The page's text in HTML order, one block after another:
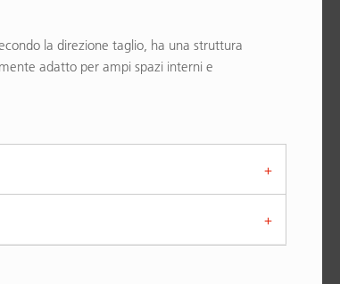
la direzione taglio, ha una struttura
adatto per ampi spazi interni e